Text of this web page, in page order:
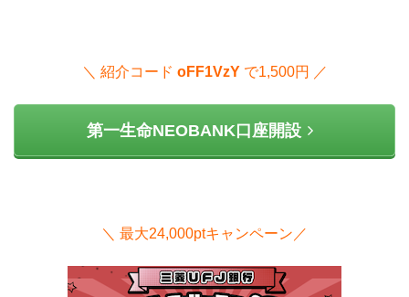
＼ 紹介コード oFF1VzYで1,500円 ／
第一生命NEOBANK口座開設
＼ 最大24,000ptキャンペーン／